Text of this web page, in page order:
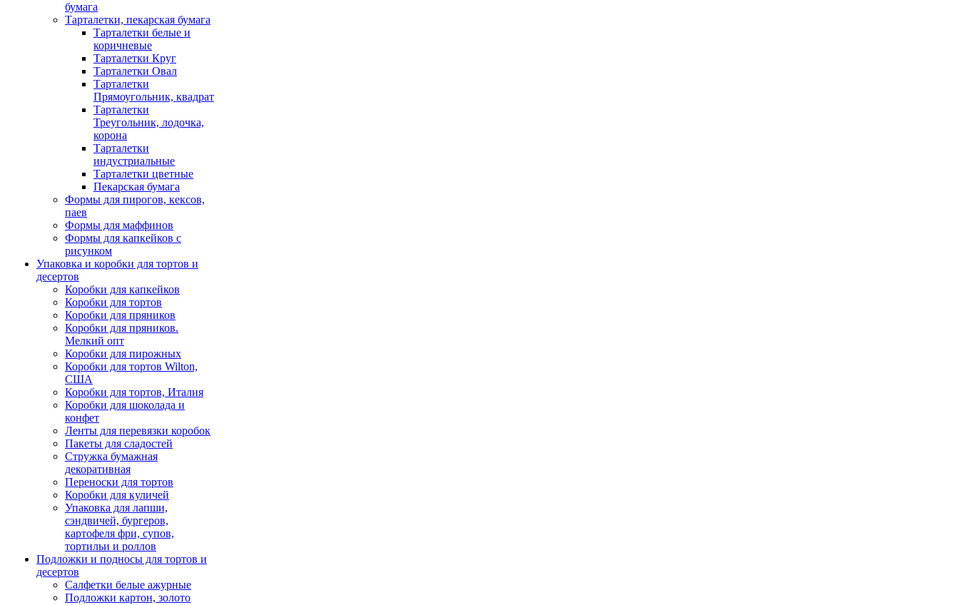
бумага
Тарталетки, пекарская бумага
Тарталетки белые и
коричневые
Тарталетки Круг
Тарталетки Овал
Тарталетки
Прямоугольник, квадрат
Тарталетки
Треугольник, лодочка,
корона
Тарталетки
индустриальные
Тарталетки цветные
Пекарская бумага
Формы для пирогов, кексов,
паев
Формы для маффинов
Формы для капкейков с
рисунком
Упаковка и коробки для тортов и
десертов
Коробки для капкейков
Коробки для тортов
Коробки для пряников
Коробки для пряников.
Мелкий опт
Коробки для пирожных
Коробки для тортов Wilton,
США
Коробки для тортов, Италия
Коробки для шоколада и
конфет
Ленты для перевязки коробок
Пакеты для сладостей
Стружка бумажная
декоративная
Переноски для тортов
Коробки для куличей
Упаковка для лапши,
сэндвичей, бургеров,
картофеля фри, супов,
тортильи и роллов
Подложки и подносы для тортов и
десертов
Салфетки белые ажурные
Подложки картон, золото